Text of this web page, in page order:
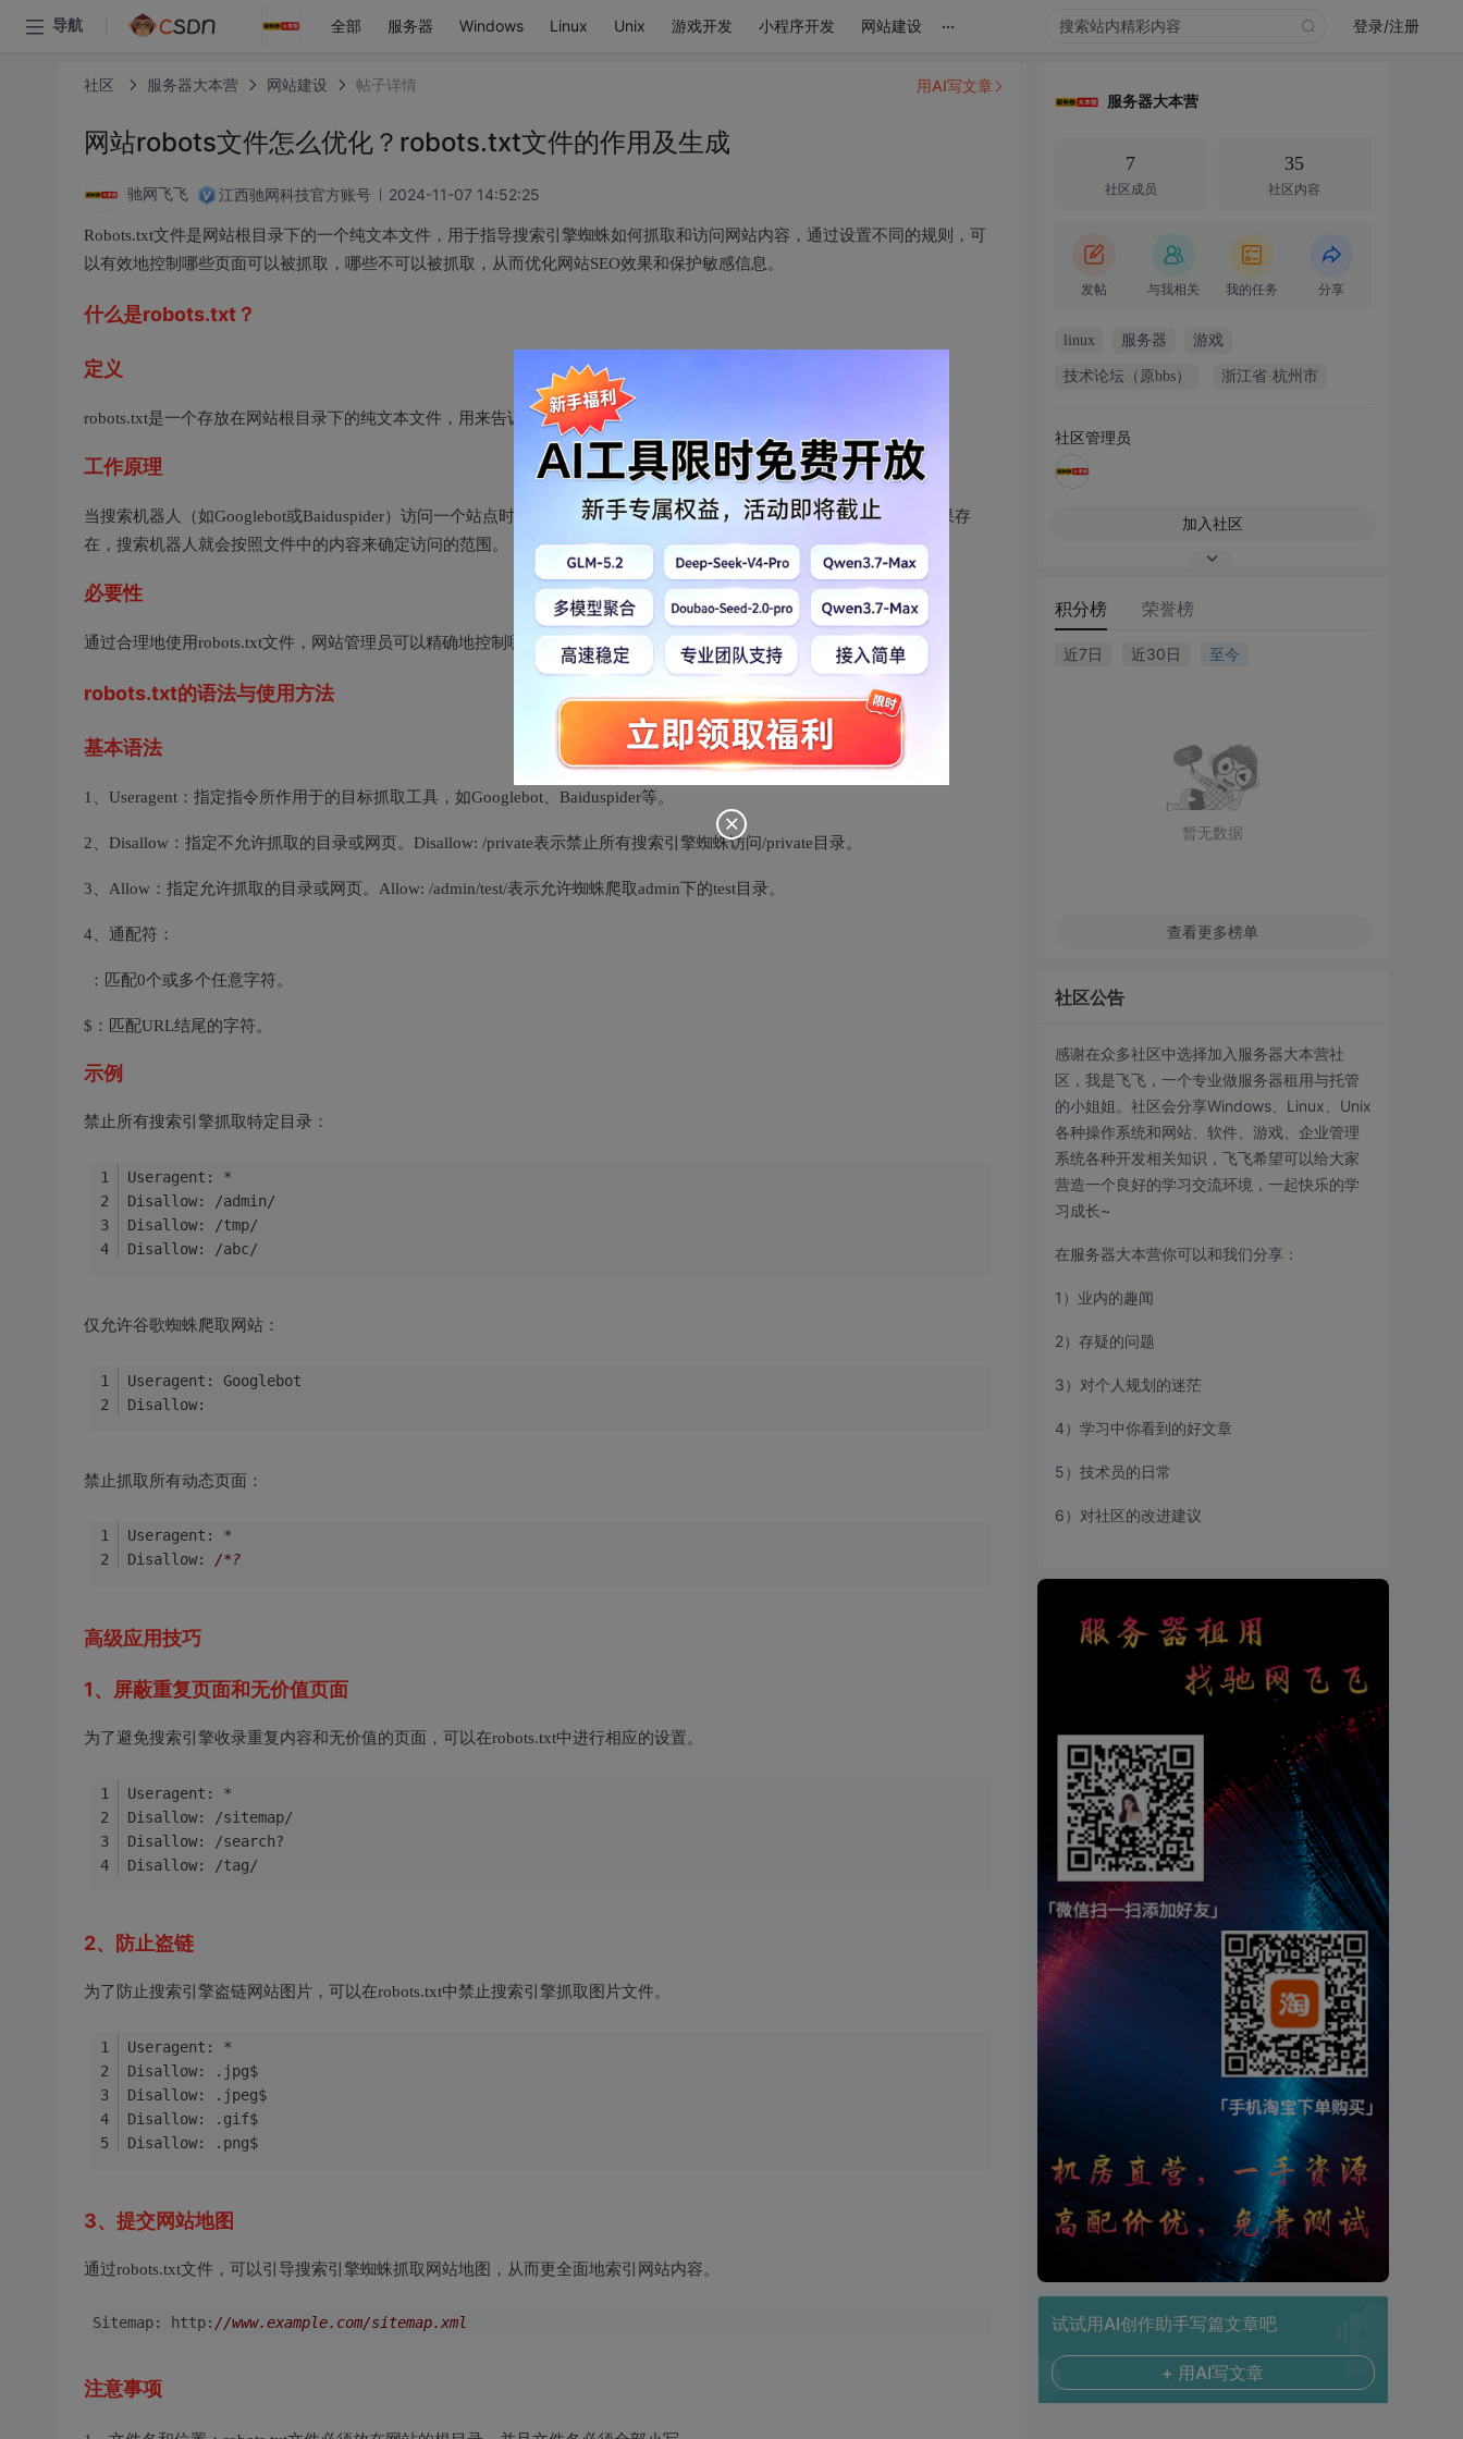
导航 全部 服务器 Windows Linux Unix 游戏开发 小程序开发 网站建设 ... 登录/注册
社区 服务器大本营 网站建设 帖子详情
网站robots文件怎么优化？robots.txt文件的作用及生成
驰网飞飞 江西驰网科技官方账号 2024-11-07 14:52:25
Robots.txt文件是网站根目录下的一个纯文本文件，用于指导搜索引擎蜘蛛如何抓取和访问网站内容，通过设置不同的规则，可
以有效地控制哪些页面可以被抓取，哪些不可以被抓取，从而优化网站SEO效果和保护敏感信息。
什么是robots.txt？
定义
robots.txt是一个存放在网站根目录下的纯文本文件，用来告诉网络蜘蛛本站中哪些内容允许爬取，哪些内容不允许爬取。
工作原理
当搜索机器人（如Googlebot或Baiduspider）访问一个站点时，它会首先检查该站点根目录下是否存在robots.txt文件，如果存
在，搜索机器人就会按照文件中的内容来确定访问的范围。
必要性
通过合理地使用robots.txt文件，网站管理员可以精确地控制哪些内容可以被搜索引擎访问，从而保护敏感数据和隐私。
robots.txt的语法与使用方法
基本语法
1、Useragent：指定指令所作用于的目标抓取工具，如Googlebot、Baiduspider等。
2、Disallow：指定不允许抓取的目录或网页。Disallow: /private表示禁止所有搜索引擎蜘蛛访问/private目录。
3、Allow：指定允许抓取的目录或网页。Allow: /admin/test/表示允许蜘蛛爬取admin下的test目录。
4、通配符：
：匹配0个或多个任意字符。
$：匹配URL结尾的字符。
示例
禁止所有搜索引擎抓取特定目录：
Useragent: *
Disallow: /admin/
Disallow: /tmp/
Disallow: /abc/
仅允许谷歌蜘蛛爬取网站：
Useragent: Googlebot
Disallow:
禁止抓取所有动态页面：
Useragent: *
Disallow: /*?
高级应用技巧
1、屏蔽重复页面和无价值页面
为了避免搜索引擎收录重复内容和无价值的页面，可以在robots.txt中进行相应的设置。
Useragent: *
Disallow: /sitemap/
Disallow: /search?
Disallow: /tag/
2、防止盗链
为了防止搜索引擎盗链网站图片，可以在robots.txt中禁止搜索引擎抓取图片文件。
Useragent: *
Disallow: .jpg$
Disallow: .jpeg$
Disallow: .gif$
Disallow: .png$
3、提交网站地图
通过robots.txt文件，可以引导搜索引擎蜘蛛抓取网站地图，从而更全面地索引网站内容。
Sitemap: http: //www.example.com/sitemap.xml
注意事项
用AI写文章
服务器大本营
7
社区成员
35
社区内容
发帖 与我相关 我的任务 分享
linux 服务器 游戏
技术论坛（原bbs） 浙江省·杭州市
社区管理员
加入社区
积分榜 荣誉榜
近7日 近30日 至今
暂无数据
查看更多榜单
社区公告
感谢在众多社区中选择加入服务器大本营社
区，我是飞飞，一个专业做服务器租用与托管
的小姐姐。社区会分享Windows、Linux、Unix
各种操作系统和网站、软件、游戏、企业管理
系统各种开发相关知识，飞飞希望可以给大家
营造一个良好的学习交流环境，一起快乐的学
习成长~
在服务器大本营你可以和我们分享：
1）业内的趣闻
2）存疑的问题
3）对个人规划的迷茫
4）学习中你看到的好文章
5）技术员的日常
6）对社区的改进建议
试试用AI创作助手写篇文章吧
+ 用AI写文章